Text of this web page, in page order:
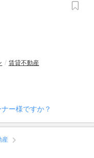
賃貸不動産
ー様ですか？
産